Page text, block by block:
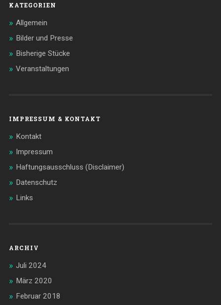
KATEGORIEN
Allgemein
Bilder und Presse
Bisherige Stücke
Veranstaltungen
IMPRESSUM & KONTAKT
Kontakt
Impressum
Haftungsausschluss (Disclaimer)
Datenschutz
Links
ARCHIV
Juli 2024
März 2020
Februar 2018